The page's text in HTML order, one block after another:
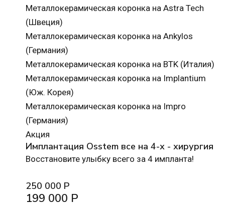
Металлокерамическая коронка на Astra Tech
(Швеция)
Металлокерамическая коронка на Ankylos
(Германия)
Металлокерамическая коронка на BTK (Италия)
Металлокерамическая коронка на Implantium
(Юж. Корея)
Металлокерамическая коронка на Impro
(Германия)
Акция
Имплантация Osstem все на 4-х - хирургия
Восстановите улыбку всего за 4 импланта!
250 000 Р
199 000 Р